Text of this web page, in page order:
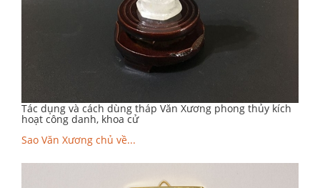
Tác dụng và cách dùng tháp Văn Xương phong thủy kích
hoạt công danh, khoa cử
Sao Văn Xương chủ về...